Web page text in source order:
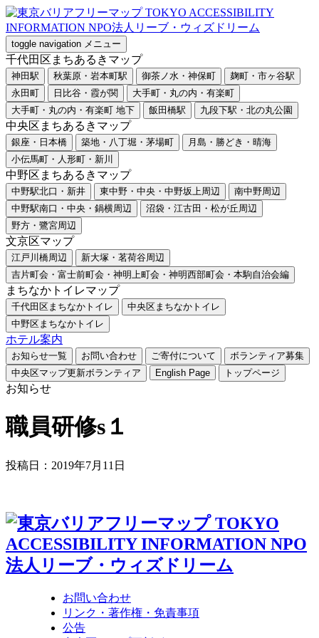
toggle navigation メニュー
千代田区まちあるきマップ
神田駅 秋葉原・岩本町駅 御茶ノ水・神保町
麹町・市ヶ谷駅
永田町
日比谷・霞が関
大手町・丸の内・有楽町
大手町・丸の内・有楽町 地下
飯田橋駅 九段下駅・北の丸公園
中央区まちあるきマップ
銀座・日本橋 築地・八丁堀・茅場町
月島・勝どき・晴海
小伝馬町・人形町・新川
中野区まちあるきマップ
中野駅北口・新井 東中野・中央・中野坂上周辺
南中野周辺
中野駅南口・中央・鍋横周辺
沼袋・江古田・松が丘周辺
野方・鷺宮周辺
文京区マップ
江戸川橋周辺
新大塚・茗荷谷周辺
吉片町会・富士前町会・神明上町会・神明西部町会・本駒自治会編
まちなかトイレマップ
千代田区まちなかトイレ
中央区まちなかトイレ
中野区まちなかトイレ
ホテル案内
お知らせ一覧 お問い合わせ ご寄付について
ボランティア募集
中央区マップ更新ボランティア
English Page トップページ
お知らせ
職員研修s１
投稿日：2019年7月11日
お問い合わせ
リンク・著作権・免責事項
公告